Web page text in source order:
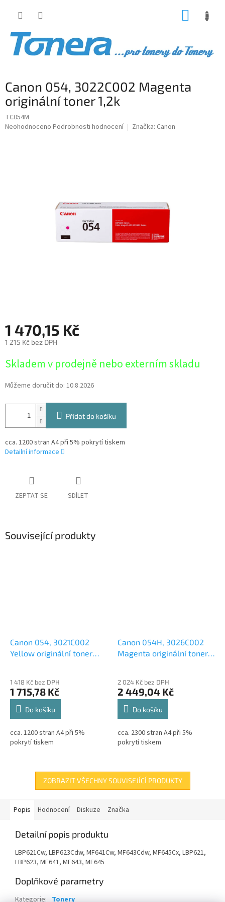
Canon 054, 3022C002 Magenta
originální toner 1,2k
TC054M
Průměrné
Neohodnoceno Podrobnosti hodnocení Značka: Canon
1 470,15 Kč
1 215 Kč bez DPH
cena:
Skladem v prodejně nebo externím skladu
Můžeme doručit do: 10.8.2026
Přidat do košíku
cca. 1200 stran A4 při 5% pokrytí tiskem
Detailní informace
ZEPTAT SE SDÍLET
Související produkty
Canon 054, 3021C002
Yellow originální toner
1 418 Kč bez DPH
1 715,78 Kč
Do košíku
cca. 1200 stran A4 při 5%
pokrytí tiskem
Canon 054H, 3026C002
Magenta originální toner
2 024 Kč bez DPH
2 449,04 Kč
Do košíku
cca. 2300 stran A4 při 5%
pokrytí tiskem
ZOBRAZIT VŠECHNY SOUVISEJÍCÍ PRODUKTY
Popis Hodnocení Diskuze Značka
Detailní popis produktu
LBP621Cw, LBP623Cdw, MF641Cw, MF643Cdw, MF645Cx, LBP621,
LBP623, MF641, MF643, MF645
Doplňkové parametry
Kategorie: Tonery